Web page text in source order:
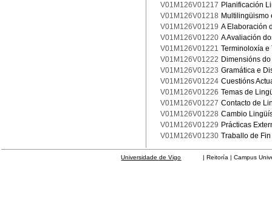
V01M126V01217 Planificación
V01M126V01218 Multilingüismo
V01M126V01219 A Elaboración
V01M126V01220 A Avaliación
V01M126V01221 Terminoloxía e
V01M126V01222 Dimensións
V01M126V01223 Gramática e
V01M126V01224 Cuestións
V01M126V01226 Temas de
V01M126V01227 Contacto de
V01M126V01228 Cambio
V01M126V01229 Prácticas
V01M126V01230 Traballo de
Universidade de Vigo | Reitoría | Campus